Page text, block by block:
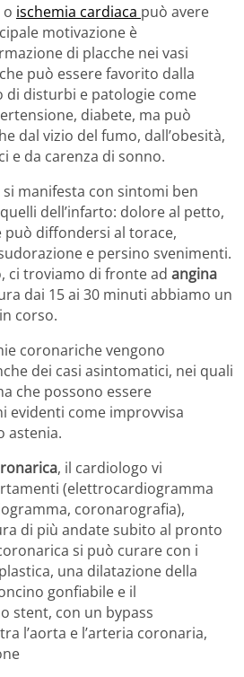
o ischemia cardiaca può avere
motivazione è
di placche nei vasi
può essere favorito dalla
di disturbi e patologie come
diabete, ma può
dal vizio del fumo, dall’obesità,
e da carenza di sonno.
si manifesta con sintomi ben
dell’infarto: dolore al petto,
diffondersi al torace,
e persino svenimenti.
ci troviamo di fronte ad angina
dai 15 ai 30 minuti abbiamo un
corso.
coronariche vengono
dei casi asintomatici, nei quali
che possono essere
evidenti come improvvisa
astenia.
, il cardiologo vi
(elettrocardiogramma
coronarografia),
di più andate subito al pronto
si può curare con i
una dilatazione della
gonfiabile e il
stent, con un bypass
l’aorta e l’arteria coronaria,